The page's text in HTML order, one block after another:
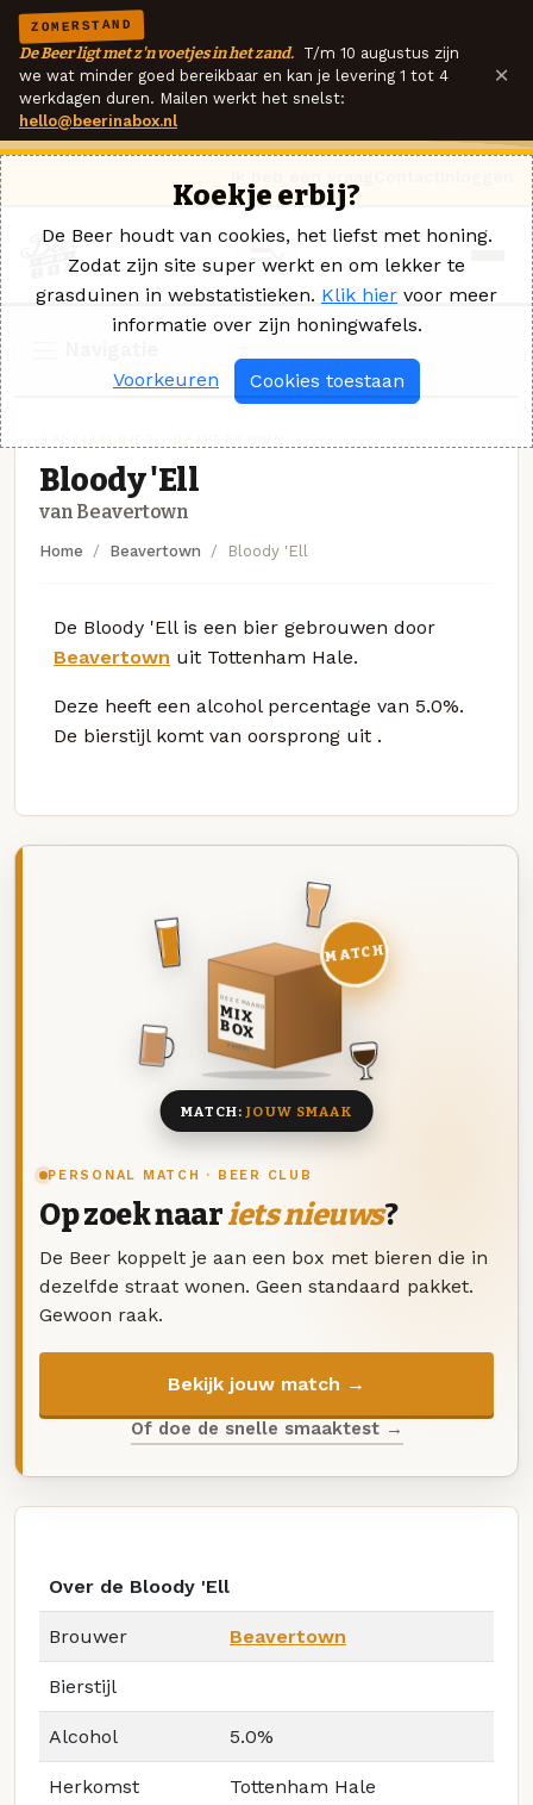
ZOMERSTAND
De Beer ligt met z'n voetjes in het zand. T/m 10 augustus zijn
we wat minder goed bereikbaar en kan je levering 1 tot 4
werkdagen duren. Mailen werkt het snelst:
hello@beerinabox.nl
×
Bloody 'Ell
van Beavertown
Home Beavertown Bloody 'Ell
De Bloody 'Ell is een bier gebrouwen door
Beavertown uit Tottenham Hale.
Deze heeft een alcohol percentage van 5.0%.
De bierstijl komt van oorsprong uit .
PERSONAL MATCH · BEER CLUB
Op zoek naariets nieuws?
De Beer koppelt je aan een box met bieren die in
dezelfde straat wonen. Geen standaard pakket.
Gewoon raak.
Bekijk jouw match →
Of doe de snelle smaaktest →
DEZE MAAND
MIX
BOX
8 BIEREN
MATCH
MATCH:JOUW SMAAK
Over de Bloody 'Ell
Brouwer Beavertown
Bierstijl
Alcohol 5.0%
Herkomst Tottenham Hale
Koekje erbij?
De Beer houdt van cookies, het liefst met honing.
Zodat zijn site super werkt en om lekker te
grasduinen in webstatistieken. Klik hier voor meer
informatie over zijn honingwafels.
Voorkeuren Cookies toestaan